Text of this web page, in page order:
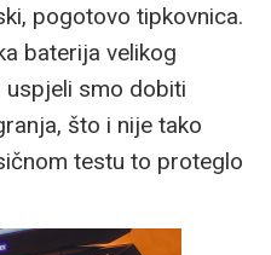
pogotovo tipkovnica.
baterija velikog
uspjeli smo dobiti
što i nije tako
testu to proteglo